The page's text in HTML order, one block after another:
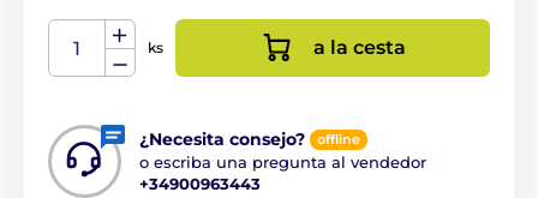
ks a la cesta
¿Necesita consejo? offline
o escriba una pregunta al vendedor
+34900963443